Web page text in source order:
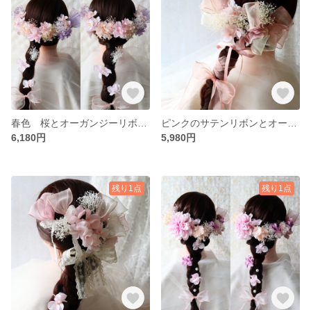
6,180円
5,980円
残り1点 残り1点